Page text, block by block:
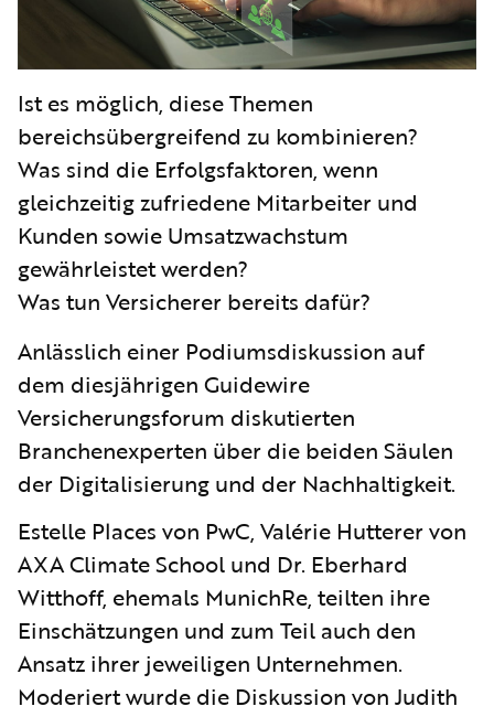
Ist es möglich, diese Themen
bereichsübergreifend zu kombinieren?
Was sind die Erfolgsfaktoren, wenn
gleichzeitig zufriedene Mitarbeiter und
Kunden sowie Umsatzwachstum
gewährleistet werden?
Was tun Versicherer bereits dafür?
Anlässlich einer Podiumsdiskussion auf
dem diesjährigen Guidewire
Versicherungsforum diskutierten
Branchenexperten über die beiden Säulen
der Digitalisierung und der Nachhaltigkeit.
Estelle Places von PwC, Valérie Hutterer von
AXA Climate School und Dr. Eberhard
Witthoff, ehemals MunichRe, teilten ihre
Einschätzungen und zum Teil auch den
Ansatz ihrer jeweiligen Unternehmen.
Moderiert wurde die Diskussion von Judith